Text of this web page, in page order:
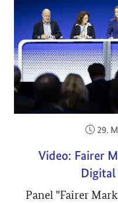
29.
Video: Fairer
Digital
Panel "Fairer